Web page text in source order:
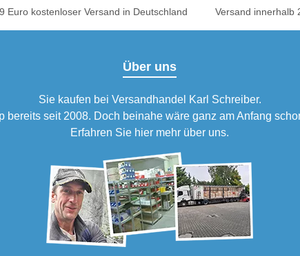
Euro kostenloser Versand in Deutschland Versand innerhalb
Über uns
Sie kaufen bei Versandhandel Karl Schreiber.
bereits seit 2008. Doch beinahe wäre ganz am Anfang
Erfahren Sie hier mehr über uns.